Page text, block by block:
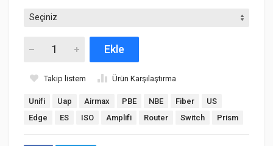
Ekle
Takip listem Ürün Karşılaştırma
Unifi Uap Airmax PBE NBE Fiber
US
Edge
ES ISO Amplifi Router Switch Prism